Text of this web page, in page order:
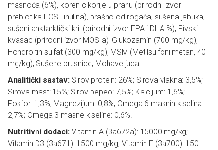
masnoća (6%), koren cikorije u prahu (prirodni izvor
prebiotika FOS i inulina), brašno od rogača, sušena jabuka,
sušeni anktarktički kril (prirodni izvor EPA i DHA %), Pivski
kvasac (prirodni izvor MOS-a), Glukozamin (700 mg/kg),
Hondroitin sulfat (300 mg/kg), MSM (Metilsulfonilmetan, 40
mg/kg), Sušene brusnice, Mohave juca.
Analitički sastav: Sirov protein: 26%; Sirova vlakna: 3,5%;
Sirova mast: 15%; Sirov pepeo: 7,5%; Kalcijum: 1,6%;
Fosfor: 1,3%; Magnezijum: 0,8%; Omega 6 masnih kiselina:
2,7%; Omega 3 masne kiseline: 0,6%.
Nutritivni dodaci: Vitamin A (3a672a): 15000 mg/kg;
Vitamin D3 (3a671): 1500 mg/kg; Vitamin E (3a700): 150